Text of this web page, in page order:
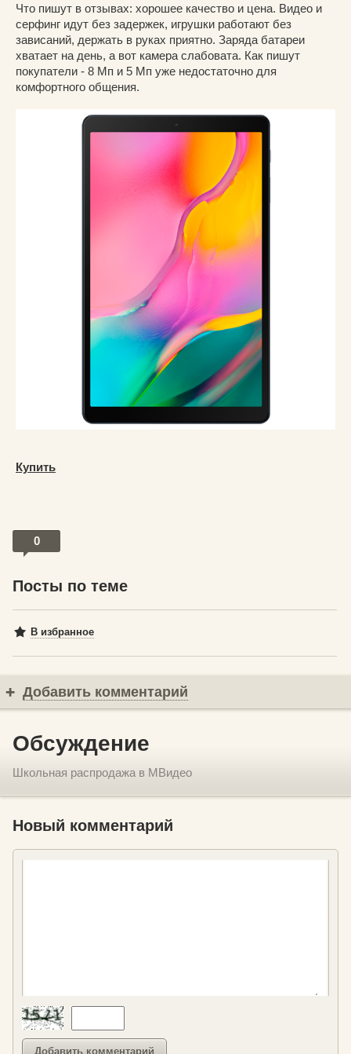
Что пишут в отзывах: хорошее качество и цена. Видео и
серфинг идут без задержек, игрушки работают без
зависаний, держать в руках приятно. Заряда батареи
хватает на день, а вот камера слабовата. Как пишут
покупатели - 8 Мп и 5 Мп уже недостаточно для
комфортного общения.
Купить
0
Посты по теме
В избранное
Добавить комментарий
Обсуждение
Школьная распродажа в МВидео
Новый комментарий